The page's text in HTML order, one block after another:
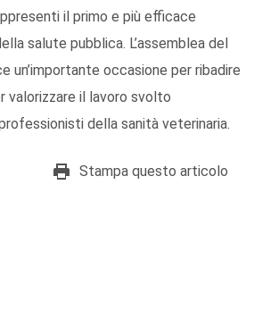
il primo e più efficace
salute pubblica. L’assemblea del
un’importante occasione per ribadire
valorizzare il lavoro svolto
della sanità veterinaria.
Stampa questo articolo